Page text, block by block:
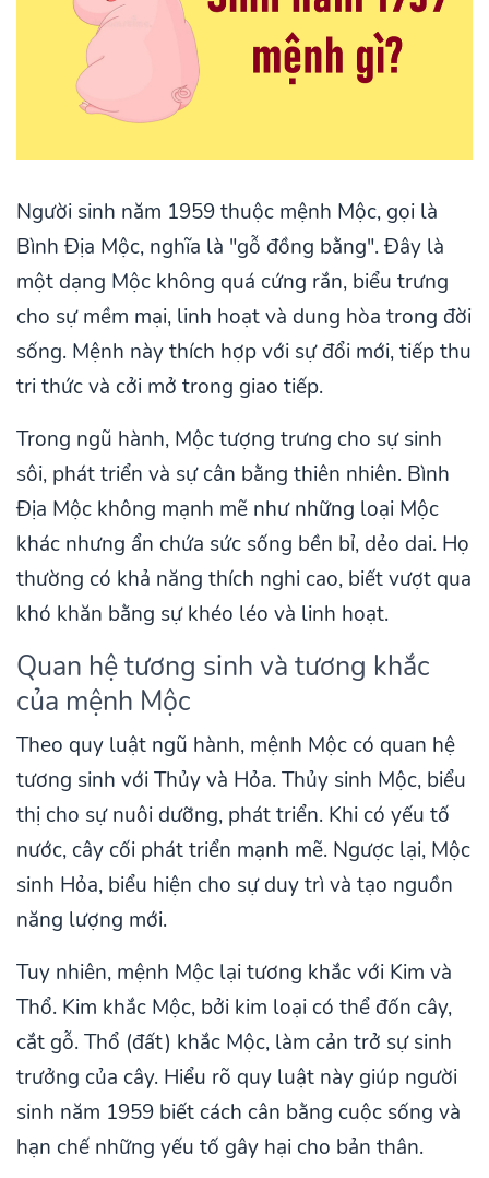
Người sinh năm 1959 thuộc mệnh Mộc, gọi là
Bình Địa Mộc, nghĩa là "gỗ đồng bằng". Đây là
một dạng Mộc không quá cứng rắn, biểu trưng
cho sự mềm mại, linh hoạt và dung hòa trong đời
sống. Mệnh này thích hợp với sự đổi mới, tiếp thu
tri thức và cởi mở trong giao tiếp.
Trong ngũ hành, Mộc tượng trưng cho sự sinh
sôi, phát triển và sự cân bằng thiên nhiên. Bình
Địa Mộc không mạnh mẽ như những loại Mộc
khác nhưng ẩn chứa sức sống bền bỉ, dẻo dai. Họ
thường có khả năng thích nghi cao, biết vượt qua
khó khăn bằng sự khéo léo và linh hoạt.
Quan hệ tương sinh và tương khắc
của mệnh Mộc
Theo quy luật ngũ hành, mệnh Mộc có quan hệ
tương sinh với Thủy và Hỏa. Thủy sinh Mộc, biểu
thị cho sự nuôi dưỡng, phát triển. Khi có yếu tố
nước, cây cối phát triển mạnh mẽ. Ngược lại, Mộc
sinh Hỏa, biểu hiện cho sự duy trì và tạo nguồn
năng lượng mới.
Tuy nhiên, mệnh Mộc lại tương khắc với Kim và
Thổ. Kim khắc Mộc, bởi kim loại có thể đốn cây,
cắt gỗ. Thổ (đất) khắc Mộc, làm cản trở sự sinh
trưởng của cây. Hiểu rõ quy luật này giúp người
sinh năm 1959 biết cách cân bằng cuộc sống và
hạn chế những yếu tố gây hại cho bản thân.